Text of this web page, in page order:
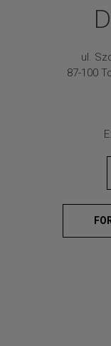
ul.
87-100
E: